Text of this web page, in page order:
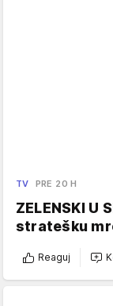
TV PRE 20 H
ZELENSKI U
stratešku
Reaguj